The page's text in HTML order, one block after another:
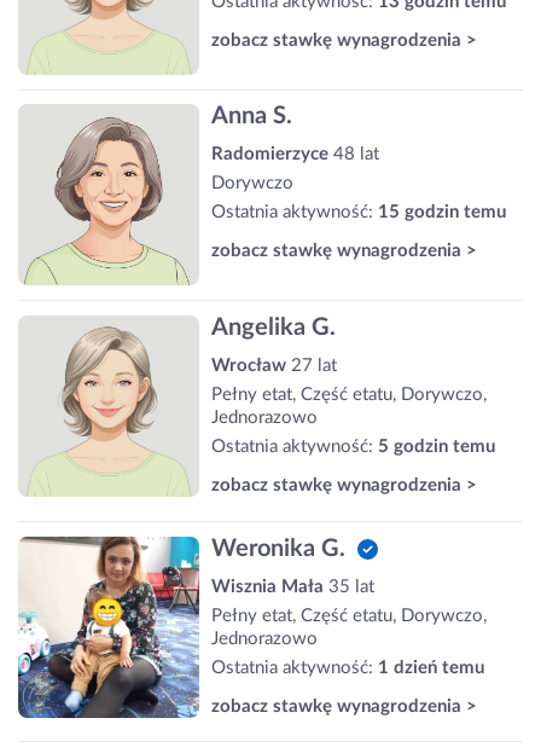
zobacz stawkę wynagrodzenia >
Anna S.
Radomierzyce 48 lat
Dorywczo
Ostatnia aktywność: 15 godzin temu
zobacz stawkę wynagrodzenia >
Angelika G.
Wrocław 27 lat
Pełny etat, Część etatu, Dorywczo,
Jednorazowo
Ostatnia aktywność: 5 godzin temu
zobacz stawkę wynagrodzenia >
Weronika G.
Wisznia Mała 35 lat
Pełny etat, Część etatu, Dorywczo,
Jednorazowo
Ostatnia aktywność: 1 dzień temu
zobacz stawkę wynagrodzenia >